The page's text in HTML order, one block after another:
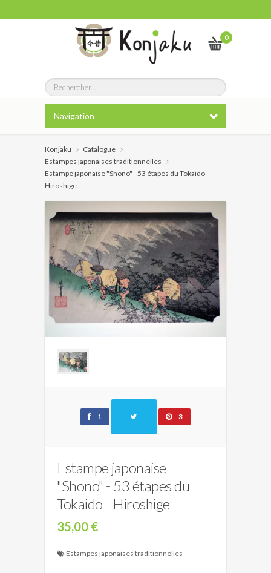
0
Navigation
Konjaku
Catalogue
Estampes japonaises traditionnelles
Estampe japonaise "Shono" - 53 étapes du Tokaido -
Hiroshige
1 3
Estampe japonaise
"Shono" - 53 étapes du
Tokaido - Hiroshige
35,00 €
Estampes japonaises traditionnelles